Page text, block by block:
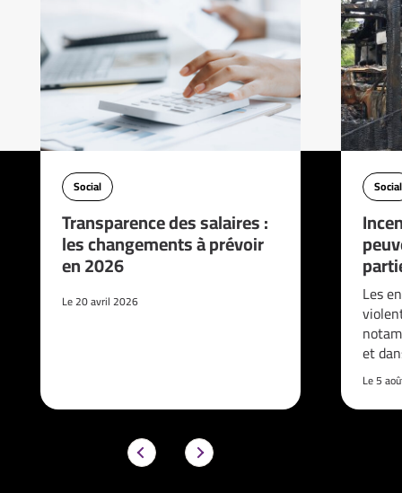
Social
Transparence des salaires :
les changements à prévoir
en 2026
Le 20 avril 2026
Social
Les
et
Le 5